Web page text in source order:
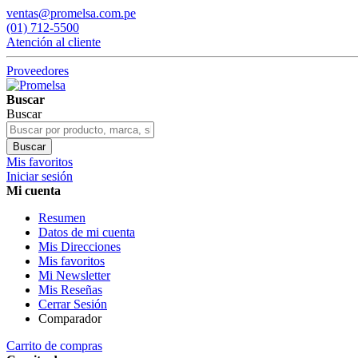
ventas@promelsa.com.pe
(01) 712-5500
Atención al cliente
Proveedores
Buscar
Buscar
Buscar
Mis favoritos
Iniciar sesión
Mi cuenta
Resumen
Datos de mi cuenta
Mis Direcciones
Mis favoritos
Mi Newsletter
Mis Reseñas
Cerrar Sesión
Comparador
Carrito de compras